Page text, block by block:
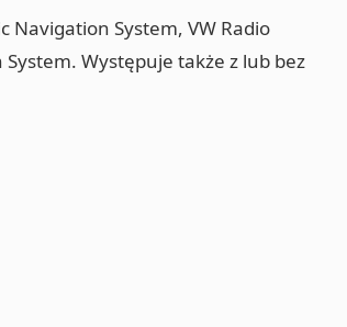
Navigation System, VW Radio
Występuje także z lub bez